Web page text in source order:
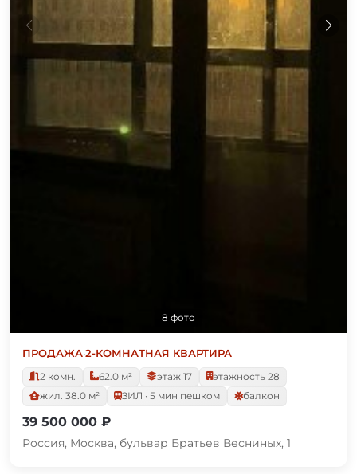
8 фото
ПРОДАЖА·2-КОМНАТНАЯ КВАРТИРА
2 комн.
62.0 м² этаж 17
этажность 28
жил. 38.0 м²
ЗИЛ · 5 мин пешком балкон
39 500 000 ₽
Россия, Москва, бульвар Братьев Весниных, 1